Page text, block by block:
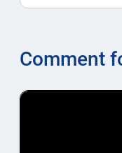
Comment